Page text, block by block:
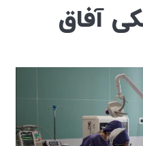
آفاق